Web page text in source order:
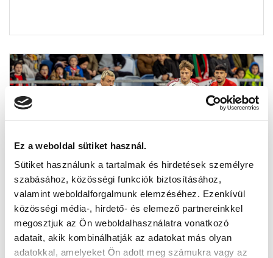
Ez a weboldal sütiket használ.
Sütiket használunk a tartalmak és hirdetések személyre
szabásához, közösségi funkciók biztosításához,
valamint weboldalforgalmunk elemzéséhez. Ezenkívül
közösségi média-, hirdető- és elemező partnereinkkel
megosztjuk az Ön weboldalhasználatra vonatkozó
adatait, akik kombinálhatják az adatokat más olyan
adatokkal, amelyeket Ön adott meg számukra vagy az
AZ U19-ES ÉS U21-ES VÁLOGATOTTBA IS
ADUNK JÁTÉKOST
2025-11-05 11:30:41
Az U19-es korosztályba egy, az U21-esbe három